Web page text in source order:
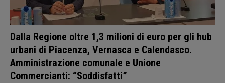
Dalla Regione oltre 1,3 milioni di euro per gli hub
urbani di Piacenza, Vernasca e Calendasco.
Amministrazione comunale e Unione
Commercianti: “Soddisfatti”